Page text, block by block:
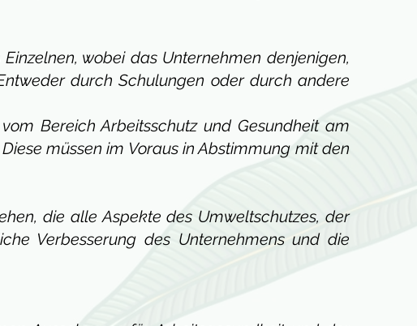
wobei das Unternehmen denjenigen,
durch Schulungen oder durch andere
Bereich Arbeitsschutz und Gesundheit am
müssen im Voraus in Abstimmung mit den
die alle Aspekte des Umweltschutzes, der
Verbesserung des Unternehmens und die